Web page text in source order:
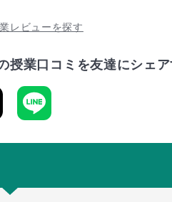
レビューを探す
授業口コミを友達にシェア